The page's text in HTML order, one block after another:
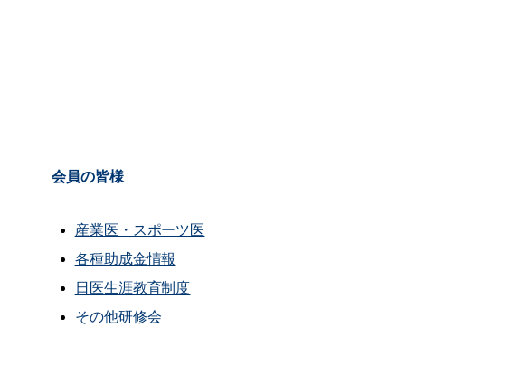
会員の皆様
産業医・スポーツ医
各種助成金情報
日医生涯教育制度
その他研修会